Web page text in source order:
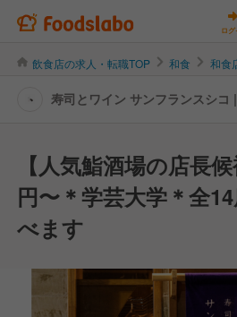
ロ
飲食店の求人・転職TOP 和食 和食
寿司とワイン サンフランスシコ
【人気鮨酒場の店長
円〜＊学芸大学＊全
べます